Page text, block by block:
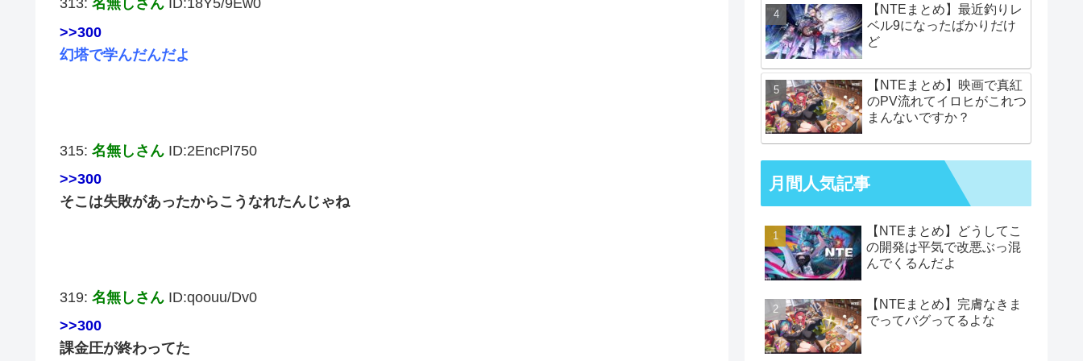
313: 名無しさん ID:18Y5/9Ew0
>>300
幻塔で学んだんだよ
315: 名無しさん ID:2EncPl750
>>300
そこは失敗があったからこうなれたんじゃね
319: 名無しさん ID:qoouu/Dv0
>>300
課金圧が終わってた
【NTEまとめ】最近釣りレ
ベル9になったばかりだけ
ど
【NTEまとめ】映画で真紅
のPV流れてイロヒがこれつ
まんないですか？
月間人気記事
【NTEまとめ】どうしてこ
の開発は平気で改悪ぶっ混
んでくるんだよ
【NTEまとめ】完膚なきま
でってバグってるよな